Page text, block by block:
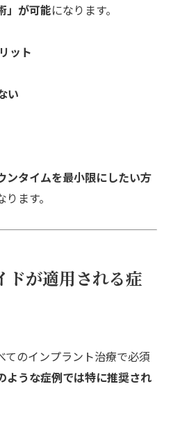
」が可能になります。
ット
い
ンタイムを最小限にしたい方
ります。
ドが適用される症
てのインプラント治療で必須
ような症例では特に推奨され